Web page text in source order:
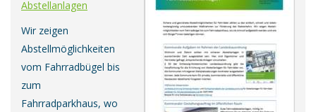
Abstellanlagen
Wir zeigen
Abstellmöglichkeiten
vom Fahrradbügel bis
zum
Fahrradparkhaus, wo